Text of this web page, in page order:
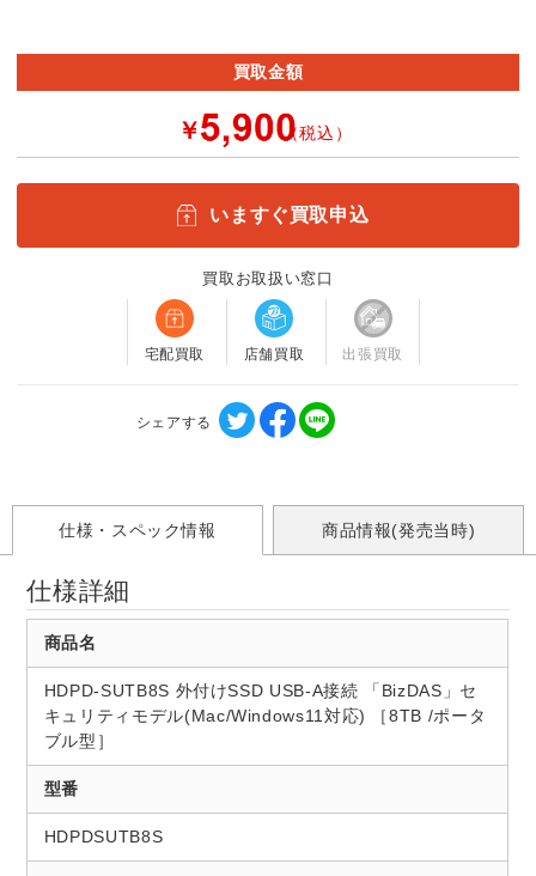
買取金額
￥ （税込）
いますぐ買取申込
買取お取扱い窓口
宅配買取 店舗買取 出張買取
シェアする
仕様・スペック情報 商品情報(発売当時)
仕様詳細
商品名
HDPD-SUTB8S 外付けSSD USB-A接続 「BizDAS」セ
キュリティモデル(Mac/Windows11対応) ［8TB /ポータ
ブル型］
型番
HDPDSUTB8S